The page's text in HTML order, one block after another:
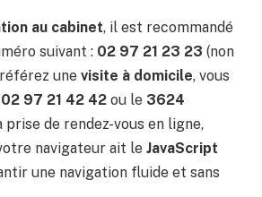
au cabinet, il est recommandé
suivant : 02 97 21 23 23 (non
une visite à domicile, vous
02 97 21 42 42 ou le 3624
prise de rendez-vous en ligne,
navigateur ait le JavaScript
une navigation fluide et sans